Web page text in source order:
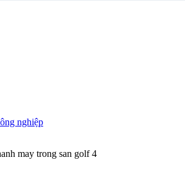
nghiệp
may trong san golf 4